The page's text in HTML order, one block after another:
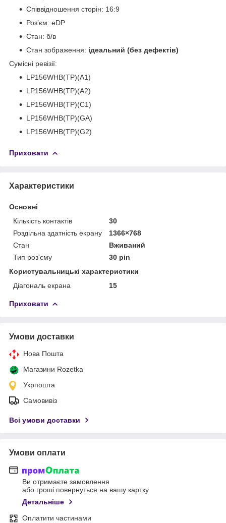
Співвідношення сторін: 16:9
Розʼєм: eDP
Стан: б/в
Стан зображення: ідеальний (без дефектів)
Сумісні ревізії:
LP156WHB(TP)(A1)
LP156WHB(TP)(A2)
LP156WHB(TP)(C1)
LP156WHB(TP)(GA)
LP156WHB(TP)(G2)
Приховати
Характеристики
Основні
Кількість контактів
30
Роздільна здатність екрану
1366×768
Стан
Вживаний
Тип роз'єму
30 pin
Користувальницькі характеристики
Діагональ екрана
15
Приховати
Умови доставки
Нова Пошта
Магазини Rozetka
Укрпошта
Самовивіз
Всі умови доставки
Умови оплати
Ви отримаєте замовлення
або гроші повернуться на вашу картку
Детальніше
Оплатити частинами